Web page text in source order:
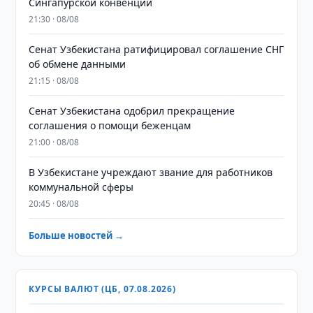
21:30 · 08/08
Сенат Узбекистана ратифицировал соглашение СНГ
об обмене данными
21:15 · 08/08
Сенат Узбекистана одобрил прекращение
соглашения о помощи беженцам
21:00 · 08/08
В Узбекистане учреждают звание для работников
коммунальной сферы
20:45 · 08/08
Больше новостей →
КУРСЫ ВАЛЮТ (ЦБ, 07.08.2026)